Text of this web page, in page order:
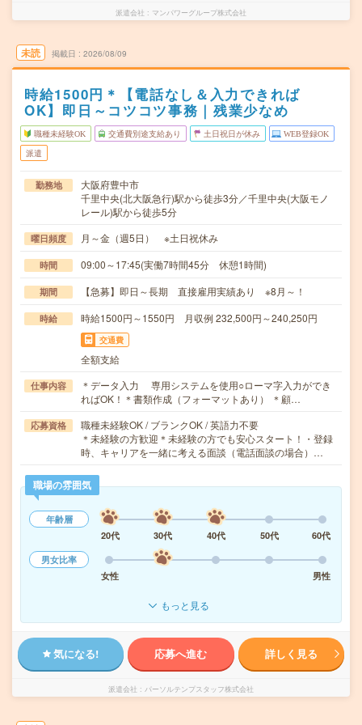
派遣会社 マンパワーグループ株式会社
未読 掲載日 2026/08/09
時給1500円＊【電話なし＆入力できれば
OK】即日～コツコツ事務｜残業少なめ
職種未経験OK 交通費別途支給あり 土日祝日が休み WEB登録OK
派遣
勤務地
大阪府豊中市
千里中央(北大阪急行)駅から徒歩3分／千里中央(大阪モノ
レール)駅から徒歩5分
曜日頻度 月～金（週5日） ※土日祝休み
時間 09:00～17:45(実働7時間45分 休憩1時間)
期間 【急募】即日～長期 直接雇用実績あり ※8月～！
時給 時給1500円～1550円 月収例 232,500円～240,250円
交通費
全額支給
仕事内容
＊データ入力 専用システムを使用○ローマ字入力ができ
ればOK！＊書類作成（フォーマットあり） ＊顧…
応募資格
職種未経験OK / ブランクOK / 英語力不要
＊未経験の方歓迎＊未経験の方でも安心スタート！・登録
時、キャリアを一緒に考える面談（電話面談の場合）…
職場の雰囲気
年齢層
20代
30代 40代 50代
60代
男女比率
女性
男性
もっと見る
気になる! 応募へ進む 詳しく見る
派遣会社 パーソルテンプスタッフ株式会社